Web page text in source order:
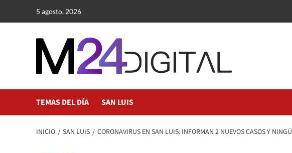
5 agosto, 2026
TEMAS DEL DÍA SAN LUIS
INICIO SAN LUIS CORONAVIRUS EN SAN LUIS: INFORMAN 2 NUEVOS CASOS Y